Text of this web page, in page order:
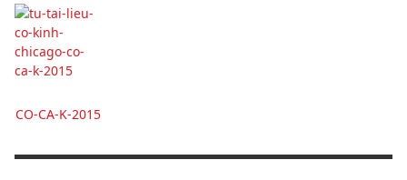
CO-CA-K-2015